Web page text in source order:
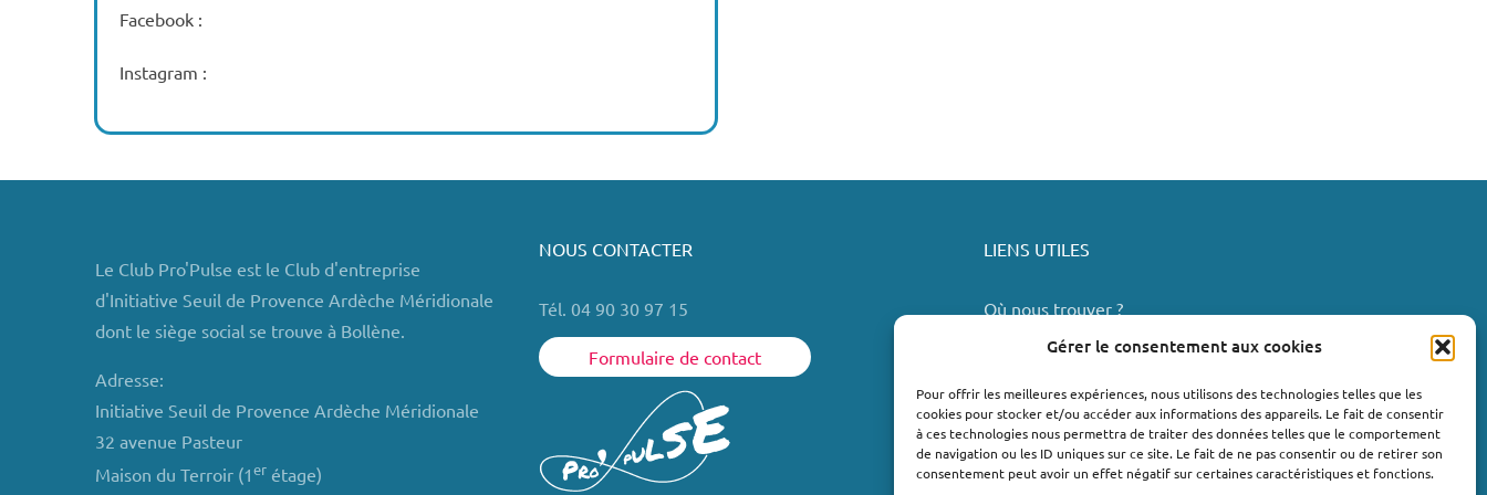
Gérer le consentement aux cookies
Pour offrir les meilleures expériences, nous utilisons des technologies telles que les
cookies pour stocker et/ou accéder aux informations des appareils. Le fait de consentir
à ces technologies nous permettra de traiter des données telles que le comportement
de navigation ou les ID uniques sur ce site. Le fait de ne pas consentir ou de retirer son
consentement peut avoir un effet négatif sur certaines caractéristiques et fonctions.
Facebook :
Instagram :
Le Club Pro'Pulse est le Club d'entreprise
d'Initiative Seuil de Provence Ardèche Méridionale
dont le siège social se trouve à Bollène.
Adresse:
Initiative Seuil de Provence Ardèche Méridionale
32 avenue Pasteur
Maison du Terroir (1erétage)
NOUS CONTACTER
Tél. 04 90 30 97 15
Formulaire de contact
LIENS UTILES
Où nous trouver ?
Valréas
Le Teil
Lachapelle-sous-Aubenas